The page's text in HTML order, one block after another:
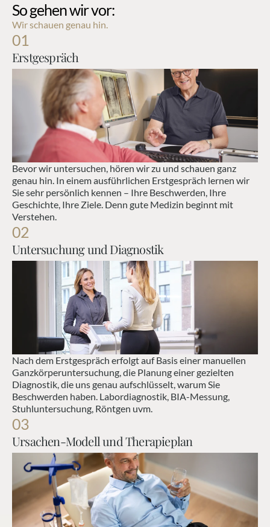
So gehen wir vor:
Wir schauen genau hin.
02
Untersuchung und Diagnostik
Nach dem Erstgespräch erfolgt auf Basis einer manuellen
Ganzkörperuntersuchung, die Planung einer gezielten
Diagnostik, die uns genau aufschlüsselt, warum Sie
Beschwerden haben. Labordiagnostik, BIA-Messung,
Stuhluntersuchung, Röntgen uvm.
03
Ursachen-Modell und Therapieplan
01
Erstgespräch
Bevor wir untersuchen, hören wir zu und schauen ganz
genau hin. In einem ausführlichen Erstgespräch lernen wir
Sie sehr persönlich kennen – Ihre Beschwerden, Ihre
Geschichte, Ihre Ziele. Denn gute Medizin beginnt mit
Verstehen.